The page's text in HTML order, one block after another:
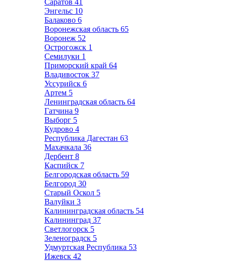
Саратов 41
Энгельс 10
Балаково 6
Воронежская область 65
Воронеж 52
Острогожск 1
Семилуки 1
Приморский край 64
Владивосток 37
Уссурийск 6
Артем 5
Ленинградская область 64
Гатчина 9
Выборг 5
Кудрово 4
Республика Дагестан 63
Махачкала 36
Дербент 8
Каспийск 7
Белгородская область 59
Белгород 30
Старый Оскол 5
Валуйки 3
Калининградская область 54
Калининград 37
Светлогорск 5
Зеленоградск 5
Удмуртская Республика 53
Ижевск 42